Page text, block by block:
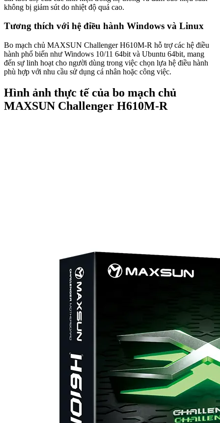
không bị giảm sút do nhiệt độ quá cao.
Tương thích với hệ điều hành Windows và Linux
Bo mạch chủ MAXSUN Challenger H610M-R hỗ trợ các hệ điều
hành phổ biến như Windows 10/11 64bit và Ubuntu 64bit, mang
đến sự linh hoạt cho người dùng trong việc chọn lựa hệ điều hành
phù hợp với nhu cầu sử dụng cá nhân hoặc công việc.
Hình ảnh thực tế của bo mạch chủ
MAXSUN Challenger H610M-R